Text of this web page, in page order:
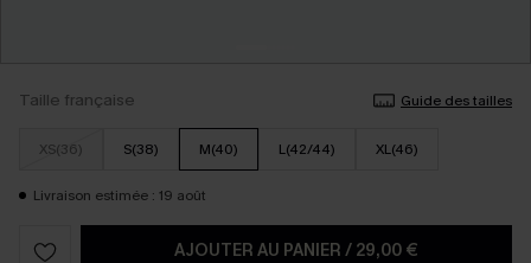
Taille française Guide des tailles
XS(36) S(38) M(40) L(42/44) XL(46)
Livraison estimée : 19 août
AJOUTER AU PANIER / 29,00 €